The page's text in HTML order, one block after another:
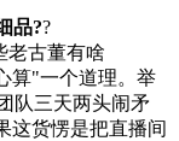
品??
老古董有啥
算"一个道理。举
队三天两头闹矛
这货愣是把直播间